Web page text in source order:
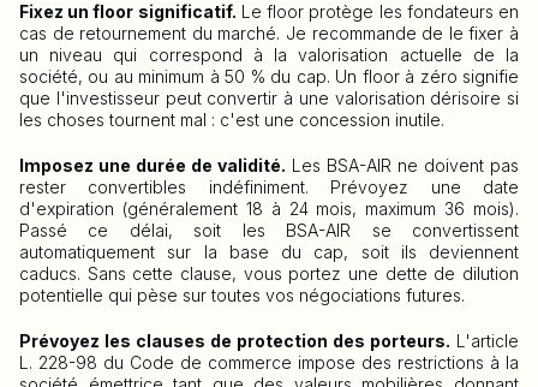
Fixez un floor significatif. Le floor protège les fondateurs en
cas de retournement du marché. Je recommande de le fixer à
un niveau qui correspond à la valorisation actuelle de la
société, ou au minimum à 50 % du cap. Un floor à zéro signifie
que l'investisseur peut convertir à une valorisation dérisoire si
les choses tournent mal : c'est une concession inutile.
Imposez une durée de validité. Les BSA-AIR ne doivent pas
rester convertibles indéfiniment. Prévoyez une date
d'expiration (généralement 18 à 24 mois, maximum 36 mois).
Passé ce délai, soit les BSA-AIR se convertissent
automatiquement sur la base du cap, soit ils deviennent
caducs. Sans cette clause, vous portez une dette de dilution
potentielle qui pèse sur toutes vos négociations futures.
Prévoyez les clauses de protection des porteurs. L'article
L. 228-98 du Code de commerce impose des restrictions à la